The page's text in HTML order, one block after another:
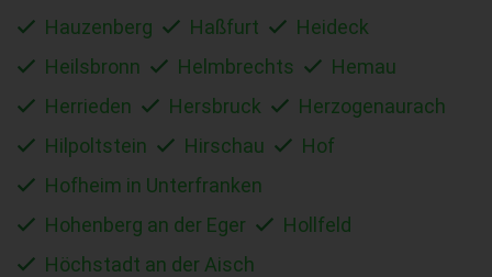
Hauzenberg
Haßfurt
Heideck
Heilsbronn
Helmbrechts
Hemau
Herrieden
Hersbruck
Herzogenaurach
Hilpoltstein
Hirschau
Hof
Hofheim in Unterfranken
Hohenberg an der Eger
Hollfeld
Höchstadt an der Aisch